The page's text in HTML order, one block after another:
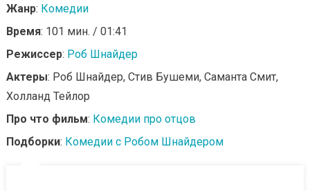
Жанр: Комедии
Время: 101 мин. / 01:41
Режиссер: Роб Шнайдер
Актеры: Роб Шнайдер, Стив Бушеми, Саманта Смит,
Холланд Тейлор
Про что фильм: Комедии про отцов
Подборки: Комедии с Робом Шнайдером